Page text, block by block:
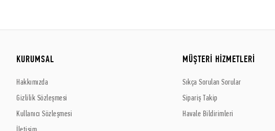
KURUMSAL
Hakkımızda
Gizlilik Sözleşmesi
Kullanıcı Sözleşmesi
MÜŞTERİ HİZMETLERİ
Sıkça Sorulan Sorular
Sipariş Takip
Havale Bildirimleri